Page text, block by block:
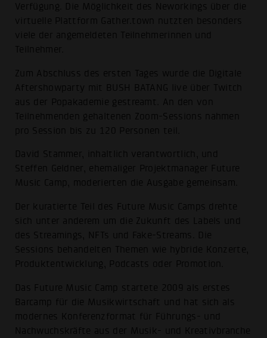
Verfügung. Die Möglichkeit des Neworkings über die
virtuelle Plattform Gather.town nutzten besonders
viele der angemeldeten Teilnehmerinnen und
Teilnehmer.
Zum Abschluss des ersten Tages wurde die Digitale
Aftershowparty mit BUSH BATANG live über Twitch
aus der Popakademie gestreamt. An den von
Teilnehmenden gehaltenen Zoom-Sessions nahmen
pro Session bis zu 120 Personen teil.
David Stammer, inhaltlich verantwortlich, und
Steffen Geldner, ehemaliger Projektmanager Future
Music Camp, moderierten die Ausgabe gemeinsam.
Der kuratierte Teil des Future Music Camps drehte
sich unter anderem um die Zukunft des Labels und
des Streamings, NFTs und Fake-Streams. Die
Sessions behandelten Themen wie hybride Konzerte,
Produktentwicklung, Podcasts oder Promotion.
Das Future Music Camp startete 2009 als erstes
Barcamp für die Musikwirtschaft und hat sich als
modernes Konferenzformat für Führungs- und
Nachwuchskräfte aus der Musik- und Kreativbranche